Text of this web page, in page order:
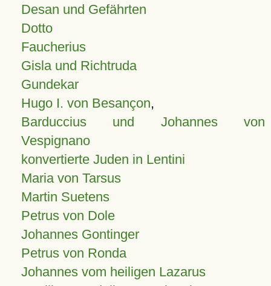
Desan und Gefährten
Dotto
Faucherius
Gisla und Richtruda
Gundekar
Hugo I. von Besançon,
Barduccius und Johannes von
Vespignano
konvertierte Juden in Lentini
Maria von Tarsus
Martin Suetens
Petrus von Dole
Johannes Gontinger
Petrus von Ronda
Johannes vom heiligen Lazarus